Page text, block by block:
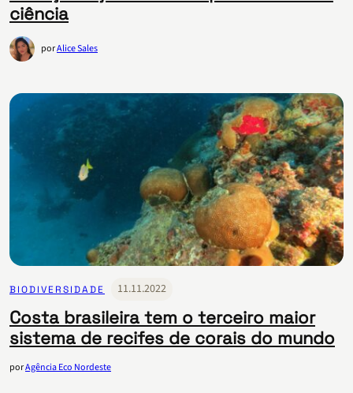
ciência
porAlice Sales
BIODIVERSIDADE 11.11.2022
Costa brasileira tem o terceiro maior
sistema de recifes de corais do mundo
porAgência Eco Nordeste